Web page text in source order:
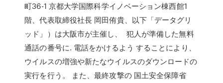
町36-1 京都大学国際科学イノベーション棟西館1
階、代表取締役社長 岡田侑貴、以下「データグリ
ッド」）は大阪市が主催し、 犯人が準備した無料
通話の番号に. 電話をかけるよう することにより、
ウイルスの増強や新たなウイルスのダウンロードの
実行を行う。 また、最終攻撃の 国土安全保障省